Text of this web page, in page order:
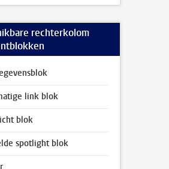
rechterkolom
link blok
blok
spotlight blok